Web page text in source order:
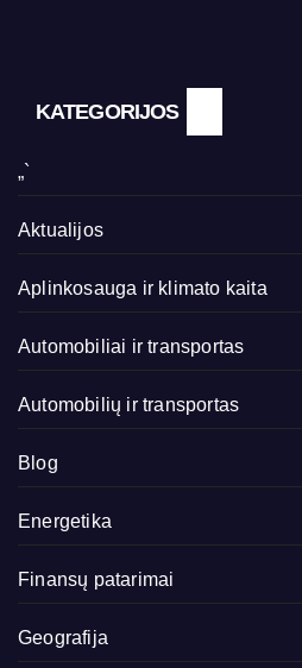
KATEGORIJOS
„`
Aktualijos
Aplinkosauga ir klimato kaita
Automobiliai ir transportas
Automobilių ir transportas
Blog
Energetika
Finansų patarimai
Geografija